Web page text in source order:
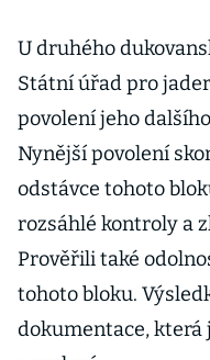
U druhého
Státní úřad pro
povolení jeho
Nynější povolení
odstávce tohoto
rozsáhlé kontroly a
Prověřili také
tohoto bloku.
dokumentace, která